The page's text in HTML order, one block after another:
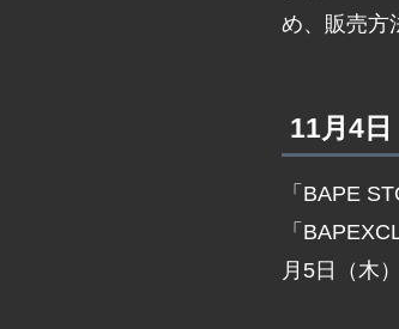
め、販売方
11月4
「BAPE
「
月5日（木